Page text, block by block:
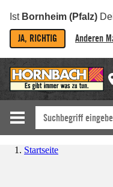
Ist Bornheim (Pfalz)
JA, RICHTIG Anderen
Startseite